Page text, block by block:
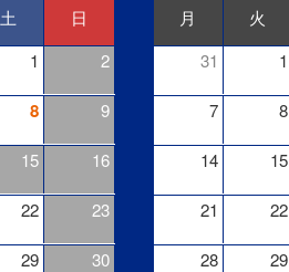
土
日
1 2
8 9
15 16
22 23
29 30
月 火
31
1
7 8
14 15
21 22
28 29